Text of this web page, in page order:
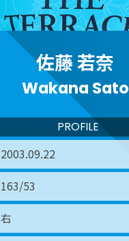
佐藤 若奈
Wakana Sato
2003.09.22
163/53
右
PROFILE